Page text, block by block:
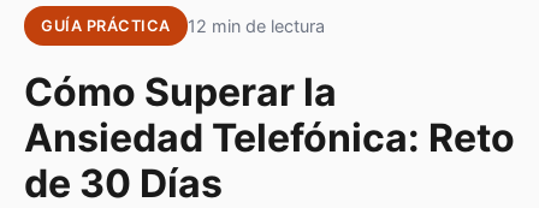
GUÍA PRÁCTICA 12 min de lectura
Cómo Superar la
Ansiedad Telefónica: Reto
de 30 Días